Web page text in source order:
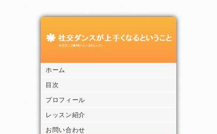
ホーム
目次
プロフィール
レッスン紹介
お問い合わせ